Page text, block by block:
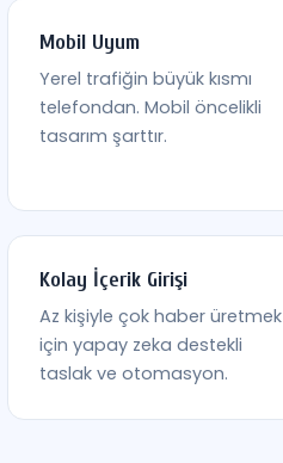
Mobil Uyum
Yerel trafiğin büyük kısmı
telefondan. Mobil öncelikli
tasarım şarttır.
Kolay İçerik Girişi
Az kişiyle çok haber üretmek
için yapay zeka destekli
taslak ve otomasyon.